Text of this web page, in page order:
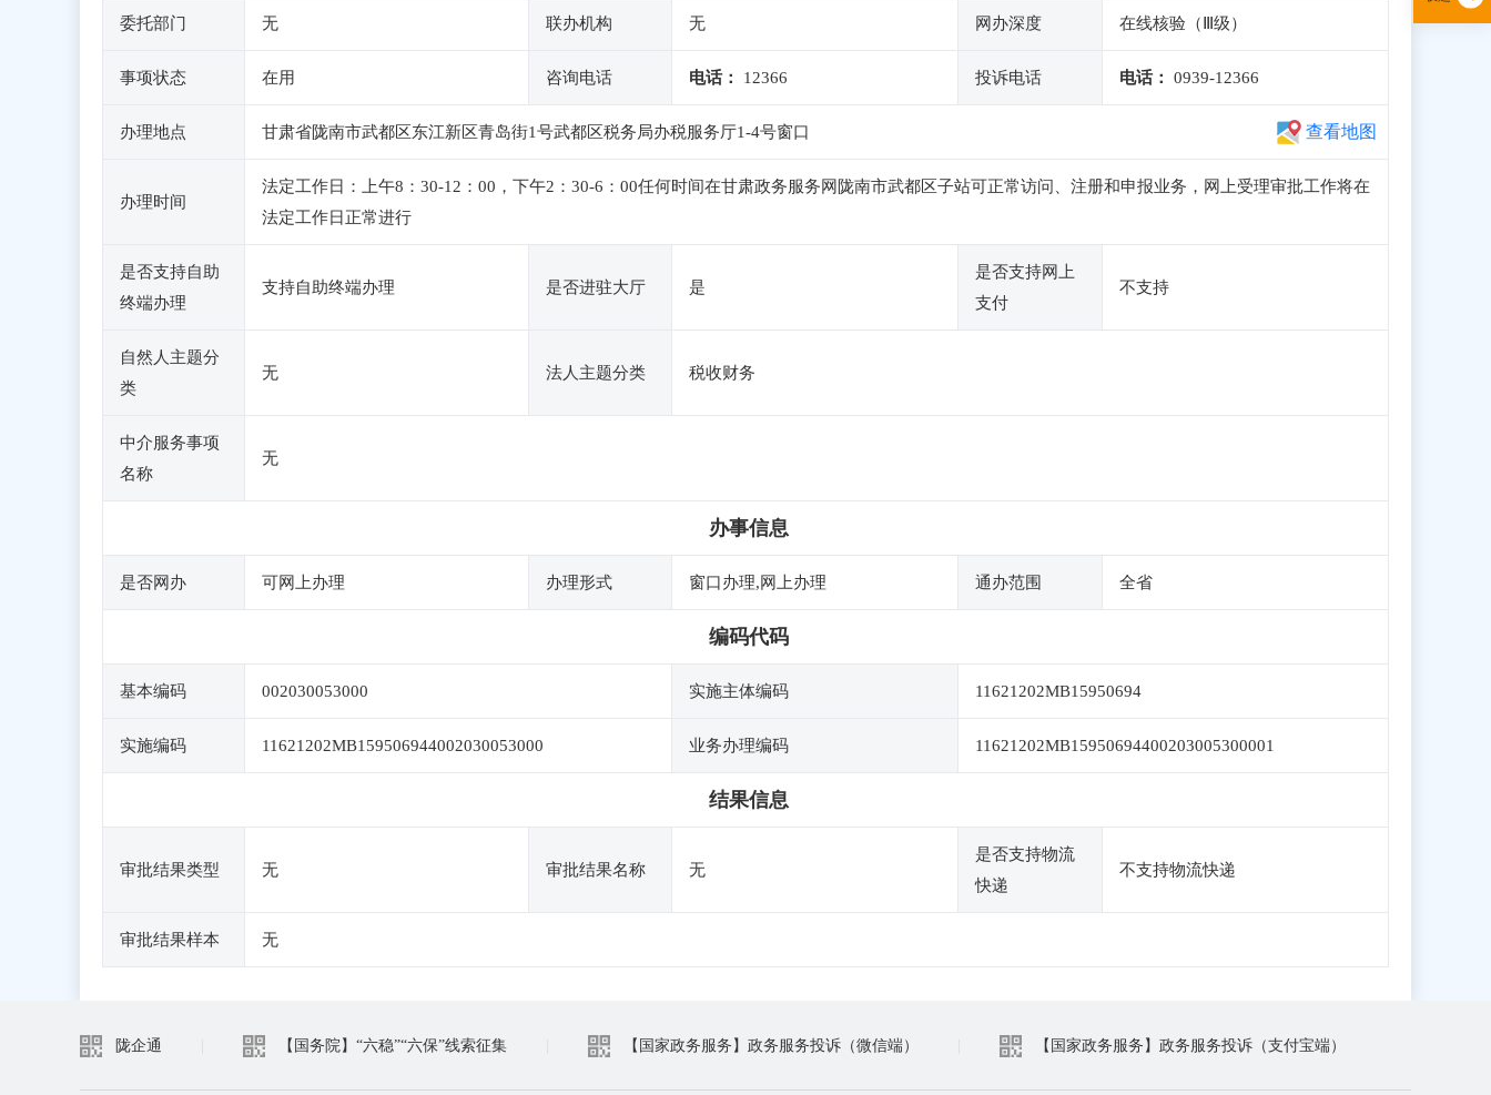
委托部门 无 联办机构 无 网办深度 在线核验（Ⅲ级）
事项状态 在用 咨询电话 电话： 12366 投诉电话 电话： 0939-12366
办理地点 甘肃省陇南市武都区东江新区青岛街1号武都区税务局办税服务厅1-4号窗口 查看地图
办理时间
法定工作日：上午8：30-12：00，下午2：30-6：00任何时间在甘肃政务服务网陇南市武都区子站可正常访问、注册和申报业务，网上受理审批工作将在
法定工作日正常进行
是否支持自助
终端办理
支持自助终端办理 是否进驻大厅 是
是否支持网上
支付
不支持
自然人主题分
类
无 法人主题分类 税收财务
中介服务事项
名称
无
办事信息
是否网办 可网上办理 办理形式 窗口办理,网上办理 通办范围 全省
编码代码
基本编码 002030053000 实施主体编码 11621202MB15950694
实施编码 11621202MB159506944002030053000 业务办理编码 11621202MB15950694400203005300001
结果信息
审批结果类型 无 审批结果名称 无
是否支持物流
快递
不支持物流快递
审批结果样本 无
陇企通 【国务院】“六稳”“六保”线索征集 【国家政务服务】政务服务投诉（微信端） 【国家政务服务】政务服务投诉（支付宝端）